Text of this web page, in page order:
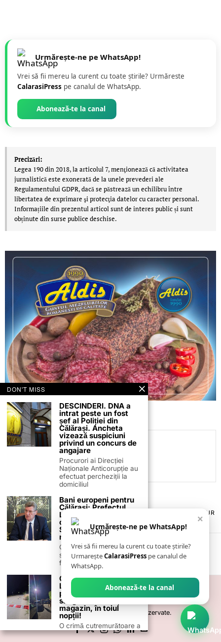
Urmărește-ne pe WhatsApp!
Vrei să fii mereu la curent cu toate știrile? Urmăreste
CalarasiPress pe canalul de WhatsApp.
Abonează-te la canal
Precizări:
Legea 190 din 2018, la articolul 7, menţionează că activitatea
jurnalistică este exonerată de la unele prevederi ale
Regulamentului GDPR, dacă se păstrează un echilibru între
libertatea de exprimare şi protecţia datelor cu caracter personal.
Informațiile din prezentul articol sunt de interes public și sunt
obținute din surse publice deschise.
C.C
TERMENI ȘI CONDIȚII
POLITICA DE ANULARE & RETUR
PUBLICITATE ONLINE & TIPĂRITĂ
CONTACT
ZIARUL ANUNȚUL CĂLĂRĂȘEAN
© 2026- Toate drepturile sunt rezervate.
×
Urmărește-ne pe WhatsApp!
Vrei să fii mereu la curent cu toate știrile?
UrmareșteCalarasiPress pe canalul de
WhatsApp.
Abonează-te la canal
DON'T MISS
DESCINDERI. DNA a
intrat peste un fost
șef al Poliției din
Călărași. Ancheta
vizează suspiciuni
privind un concurs de
angajare
Procurori ai Direcției
Naționale Anticorupție au
efectuat percheziții la
domiciliul
Bani europeni pentru
Călărași: Prefectul
Laurențiu State anunță
colaborarea cu ADR
Sud-Muntenia pentru
noi finanțări
Călărașul se pregătește
să intre pe harta
finanțărilor europene, cu
CRIMĂ ÎNFIORĂTOARE
LA CURCANI: Un
pensionar, ucis cu
sânge rece în fața unui
magazin, în toiul
nopții!
O crimă cutremurătoare a
avut loc sâmbătă seară, 6